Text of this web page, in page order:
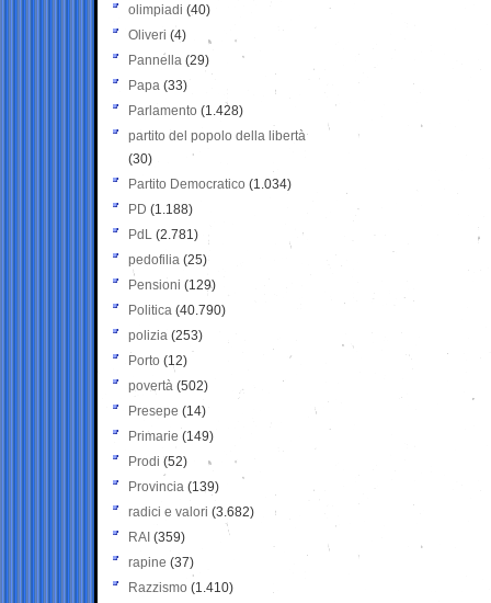
olimpiadi (40)
Oliveri (4)
Pannella (29)
Papa (33)
Parlamento (1.428)
partito del popolo della libertà
(30)
Partito Democratico (1.034)
PD (1.188)
PdL (2.781)
pedofilia (25)
Pensioni (129)
Politica (40.790)
polizia (253)
Porto (12)
povertà (502)
Presepe (14)
Primarie (149)
Prodi (52)
Provincia (139)
radici e valori (3.682)
RAI (359)
rapine (37)
Razzismo (1.410)